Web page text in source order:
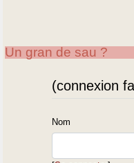
Un gran de sau ?
(connexion
Nom